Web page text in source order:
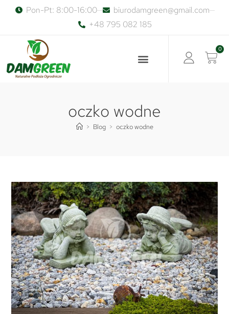
Pon-Pt: 8:00-16:00
biurodamgreen@gmail.com
+48 795 082 185
0
oczko wodne
> Blog > oczko wodne